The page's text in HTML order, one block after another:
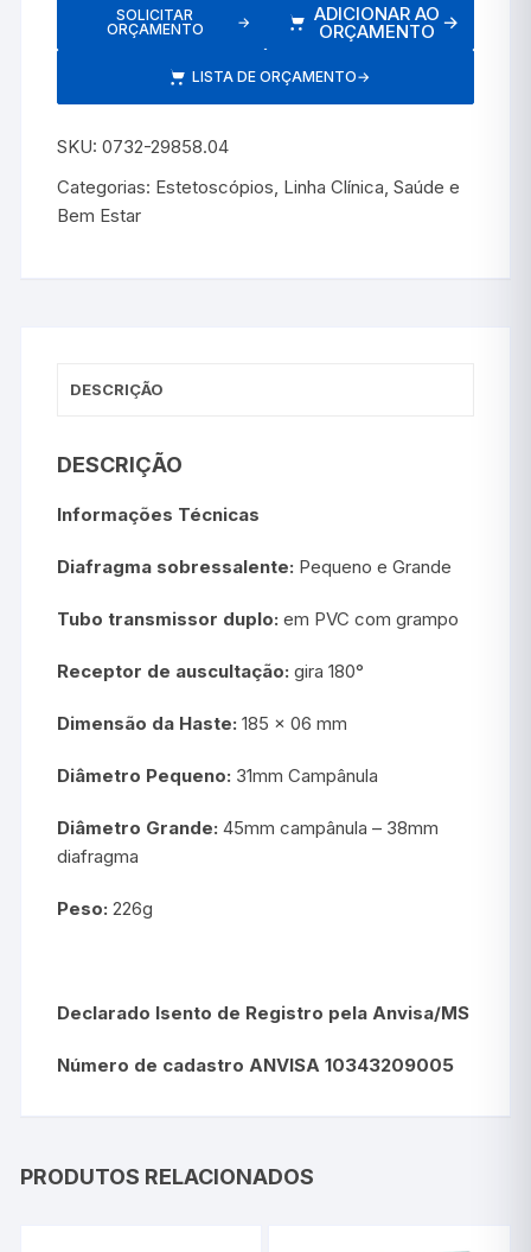
SOLICITAR
ORÇAMENTO
→ ADICIONAR AO
ORÇAMENTO →
LISTA DE ORÇAMENTO→
SKU:0732-29858.04
Categorias: Estetoscópios, Linha Clínica,Saúde e
Bem Estar
DESCRIÇÃO
DESCRIÇÃO
Informações Técnicas
Diafragma sobressalente: Pequeno e Grande
Tubo transmissor duplo: em PVC com grampo
Receptor de auscultação: gira 180°
Dimensão da Haste: 185 x 06 mm
Diâmetro Pequeno: 31mm Campânula
Diâmetro Grande: 45mm campânula – 38mm
diafragma
Peso: 226g
Declarado Isento de Registro pela Anvisa/MS
Número de cadastro ANVISA 10343209005
PRODUTOS RELACIONADOS